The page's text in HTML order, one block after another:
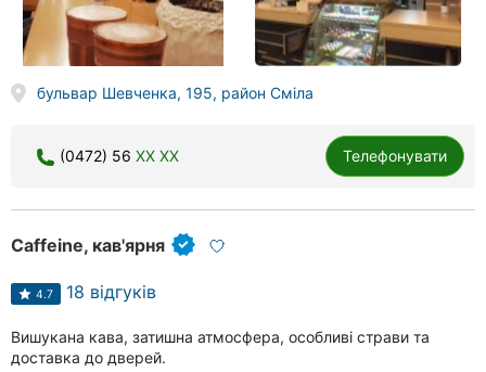
бульвар Шевченка, 195, район Сміла
(0472) 56 XX XX Телефонувати
Caffeine, кав'ярня
4.7 18 відгуків
Вишукана кава, затишна атмосфера, особливі страви та
доставка до дверей.